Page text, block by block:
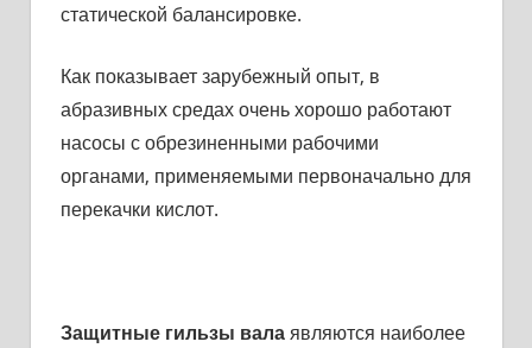
статической балан­сировке.
Как показывает зарубежный опыт, в
абразивных средах очень хорошо работают
насосы с обрезиненными рабочими
органами, применяемыми первоначально для
перекачки кислот.
Защитные гильзы валаявляются наиболее